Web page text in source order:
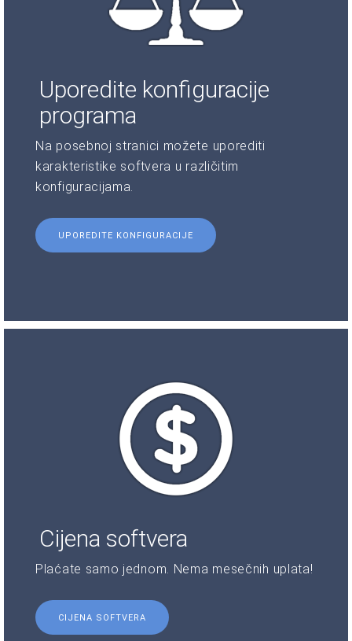
Uporedite konfiguracije
programa
Na posebnoj stranici možete uporediti
karakteristike softvera u različitim
konfiguracijama.
UPOREDITE KONFIGURACIJE
Cijena softvera
Plaćate samo jednom. Nema mesečnih uplata!
CIJENA SOFTVERA